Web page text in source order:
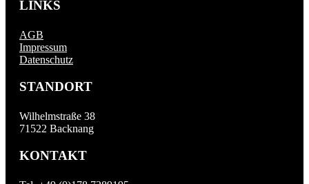
LINKS
AGB
Impressum
Datenschutz
STANDORT
Wilhelmstraße 38
71522 Backnang
KONTAKT